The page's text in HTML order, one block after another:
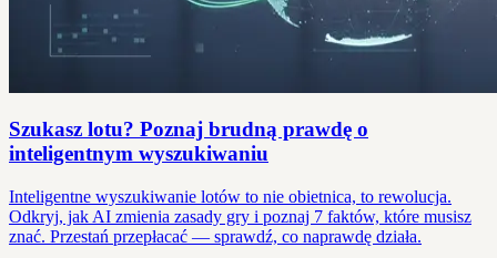
Szukasz lotu? Poznaj brudną prawdę o
inteligentnym wyszukiwaniu
Inteligentne wyszukiwanie lotów to nie obietnica, to rewolucja.
Odkryj, jak AI zmienia zasady gry i poznaj 7 faktów, które musisz
znać. Przestań przepłacać — sprawdź, co naprawdę działa.